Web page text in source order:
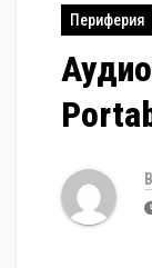
Периферия